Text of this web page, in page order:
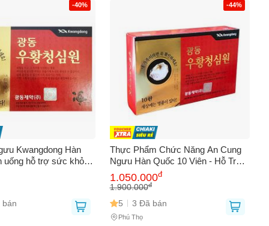
-40%
Kwangdong Hàn
uống hỗ trợ sức khỏe
tuần hoàn máu, 10
viên nén dễ sử dụng
bán
-44%
Thực Phẩm Chức Năng An Cung
Ngưu Hàn Quốc 10 Viên - Hỗ Trợ
Sức Khỏe, Giảm Căng Thẳng, Bổ
Não - Hộp Vàng Kwang Dong
1.050.000đ
1.900.000đ
5 3 Đã bán
Phú Thọ